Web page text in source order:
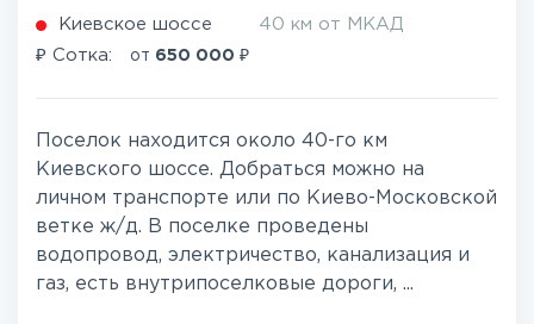
Киевское шоссе 40 км от МКАД
₽ Сотка: от 650 000 ₽
Поселок находится около 40-го км
Киевского шоссе. Добраться можно на
личном транспорте или по Киево-Московской
ветке ж/д. В поселке проведены
водопровод, электричество, канализация и
газ, есть внутрипоселковые дороги, ...